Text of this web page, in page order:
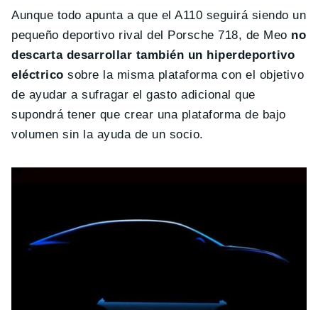
Aunque todo apunta a que el A110 seguirá siendo un
pequeño deportivo rival del Porsche 718, de Meo no
descarta desarrollar también un hiperdeportivo
eléctrico sobre la misma plataforma con el objetivo
de ayudar a sufragar el gasto adicional que
supondrá tener que crear una plataforma de bajo
volumen sin la ayuda de un socio.